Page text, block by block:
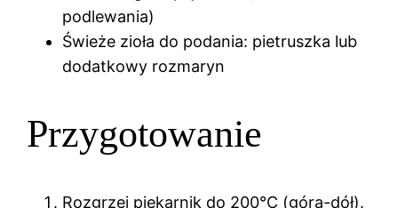
podlewania)
Świeże zioła do podania: pietruszka lub
dodatkowy rozmaryn
Przygotowanie
Rozgrzej piekarnik do 200°C (góra-dół).